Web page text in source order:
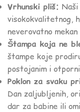
Vrhunski pliš:
visokokvalitetnog,
neverovatno
Štampa koja ne
štampe koje
postojanim i
Poklon za svaku
Dan zaljubljenih,
dar za babine ili